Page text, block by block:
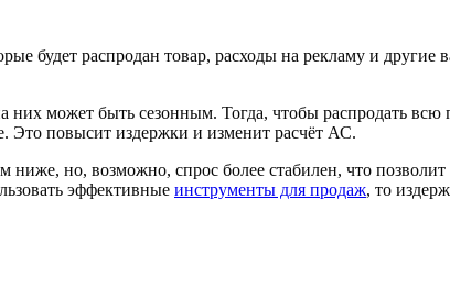
будет распродан товар, расходы на рекламу и другие
них может быть сезонным. Тогда, чтобы распродать всю
Это повысит издержки и изменит расчёт АС.
ниже, но, возможно, спрос более стабилен, что позволит
эффективные инструменты для продаж, то